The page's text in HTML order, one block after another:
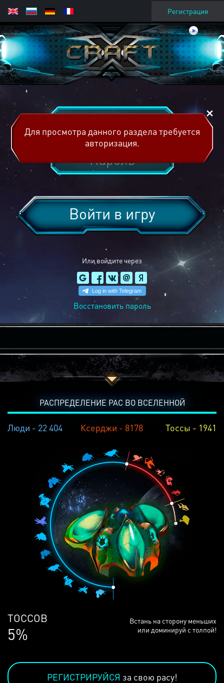
Регистрация
Или войдите через
Войти в игру
Восстановить пароль
Для просмотра данного раздела требуется
авторизация.
РАСПРЕДЕЛЕНИЕ РАС ВО ВСЕЛЕННОЙ
Люди - 22 404 Ксерджи - 8178 Тоссы - 1941
ЛЮДЕЙ
68%
Встань на сторону меньших
или доминируй с толпой!
РЕГИСТРИРУЙСЯ за свою расу!